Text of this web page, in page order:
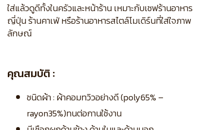
ใส่แล้วดูดีทั้งในครัวและหน้าร้าน เหมาะกับเชฟร้านอาหาร
ญี่ปุ่น ร้านคาเฟ่ หรือร้านอาหารสไตล์โมเดิร์นที่ใส่ใจภาพ
ลักษณ์
คุณสมบัติ :
ชนิดผ้า : ผ้าคอมทวิวอย่างดี (poly65% –
rayon35%)ทนต่อกานใช้งาน